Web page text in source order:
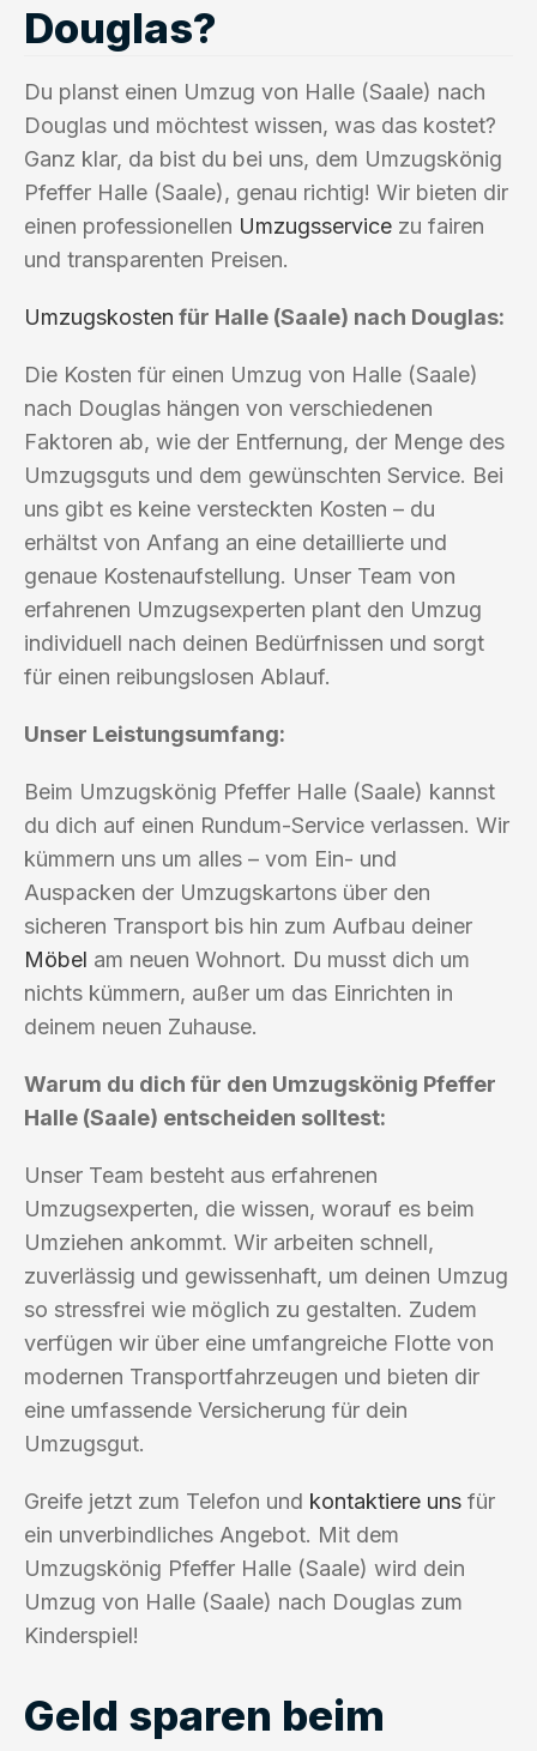
Douglas?
Du planst einen Umzug von Halle (Saale) nach
Douglas und möchtest wissen, was das kostet?
Ganz klar, da bist du bei uns, dem Umzugskönig
Pfeffer Halle (Saale), genau richtig! Wir bieten dir
einen professionellen Umzugsservice zu fairen
und transparenten Preisen.
Umzugskosten für Halle (Saale) nach Douglas:
Die Kosten für einen Umzug von Halle (Saale)
nach Douglas hängen von verschiedenen
Faktoren ab, wie der Entfernung, der Menge des
Umzugsguts und dem gewünschten Service. Bei
uns gibt es keine versteckten Kosten – du
erhältst von Anfang an eine detaillierte und
genaue Kostenaufstellung. Unser Team von
erfahrenen Umzugsexperten plant den Umzug
individuell nach deinen Bedürfnissen und sorgt
für einen reibungslosen Ablauf.
Unser Leistungsumfang:
Beim Umzugskönig Pfeffer Halle (Saale) kannst
du dich auf einen Rundum-Service verlassen. Wir
kümmern uns um alles – vom Ein- und
Auspacken der Umzugskartons über den
sicheren Transport bis hin zum Aufbau deiner
Möbel am neuen Wohnort. Du musst dich um
nichts kümmern, außer um das Einrichten in
deinem neuen Zuhause.
Warum du dich für den Umzugskönig Pfeffer
Halle (Saale) entscheiden solltest:
Unser Team besteht aus erfahrenen
Umzugsexperten, die wissen, worauf es beim
Umziehen ankommt. Wir arbeiten schnell,
zuverlässig und gewissenhaft, um deinen Umzug
so stressfrei wie möglich zu gestalten. Zudem
verfügen wir über eine umfangreiche Flotte von
modernen Transportfahrzeugen und bieten dir
eine umfassende Versicherung für dein
Umzugsgut.
Greife jetzt zum Telefon und kontaktiere uns für
ein unverbindliches Angebot. Mit dem
Umzugskönig Pfeffer Halle (Saale) wird dein
Umzug von Halle (Saale) nach Douglas zum
Kinderspiel!
Geld sparen beim